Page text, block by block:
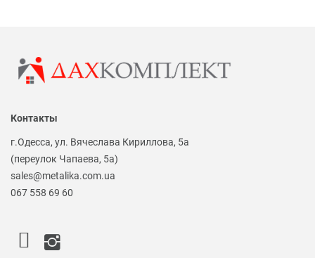
Контакты
г.Одесса, ул. Вячеслава Кириллова, 5а
(переулок Чапаева, 5а)
sales@metalika.com.ua
067 558 69 60